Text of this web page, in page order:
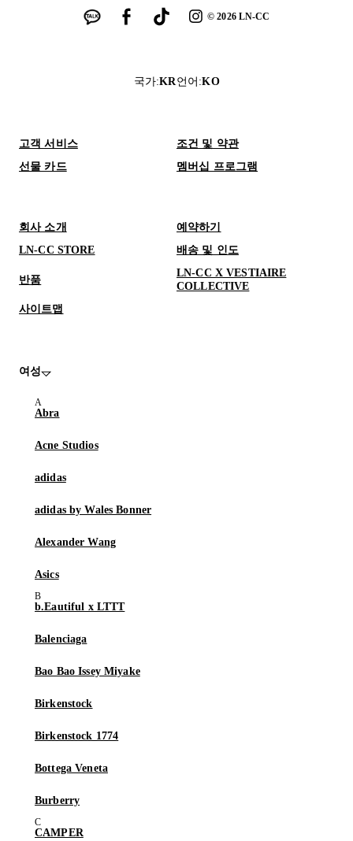
©2026LN-CC
국가:KR언어 :KO
고객 서비스
조건 및 약관
선물 카드
멤버십 프로그램
회사 소개
예약하기
LN-CC STORE
배송 및 인도
반품
LN-CC X VESTIAIRE
COLLECTIVE
사이트맵
여성
Abra
Acne Studios
adidas
adidas by Wales Bonner
Alexander Wang
Asics
b.Eautiful x LTTT
Balenciaga
Bao Bao Issey Miyake
Birkenstock
Birkenstock 1774
Bottega Veneta
Burberry
CAMPER